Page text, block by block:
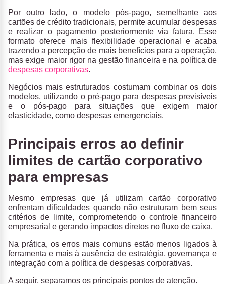
Por outro lado, o modelo pós-pago, semelhante aos
cartões de crédito tradicionais, permite acumular despesas
e realizar o pagamento posteriormente via fatura. Esse
formato oferece mais flexibilidade operacional e acaba
trazendo a percepção de mais benefícios para a operação,
mas exige maior rigor na gestão financeira e na política de
despesas corporativas.
Negócios mais estruturados costumam combinar os dois
modelos, utilizando o pré-pago para despesas previsíveis
e o pós-pago para situações que exigem maior
elasticidade, como despesas emergenciais.
Principais erros ao definir
limites de cartão corporativo
para empresas
Mesmo empresas que já utilizam cartão corporativo
enfrentam dificuldades quando não estruturam bem seus
critérios de limite, comprometendo o controle financeiro
empresarial e gerando impactos diretos no fluxo de caixa.
Na prática, os erros mais comuns estão menos ligados à
ferramenta e mais à ausência de estratégia, governança e
integração com a política de despesas corporativas.
A seguir, separamos os principais pontos de atenção.